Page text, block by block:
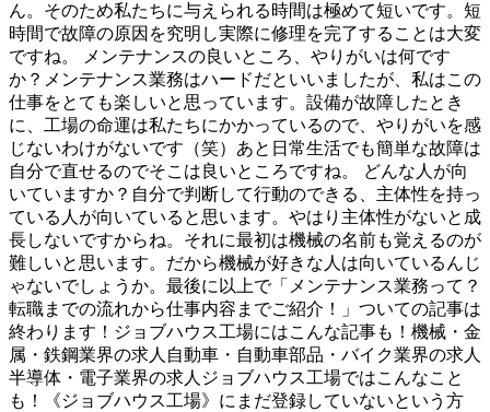
ん。そのため私たちに与えられる時間は極めて短いです。短
時間で故障の原因を究明し実際に修理を完了することは大変
ですね。 メンテナンスの良いところ、やりがいは何です
か？メンテナンス業務はハードだといいましたが、私はこの
仕事をとても楽しいと思っています。設備が故障したとき
に、工場の命運は私たちにかかっているので、やりがいを感
じないわけがないです（笑）あと日常生活でも簡単な故障は
自分で直せるのでそこは良いところですね。 どんな人が向
いていますか？自分で判断して行動のできる、主体性を持っ
ている人が向いていると思います。やはり主体性がないと成
長しないですからね。それに最初は機械の名前も覚えるのが
難しいと思います。だから機械が好きな人は向いているんじ
ゃないでしょうか。最後に以上で「メンテナンス業務って？
転職までの流れから仕事内容までご紹介！」ついての記事は
終わります！ジョブハウス工場にはこんな記事も！機械・金
属・鉄鋼業界の求人自動車・自動車部品・バイク業界の求人
半導体・電子業界の求人ジョブハウス工場ではこんなこと
も！《ジョブハウス工場》にまだ登録していないという方